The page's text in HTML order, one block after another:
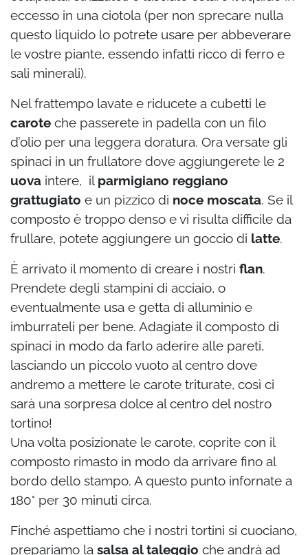
eccesso in una ciotola (per non sprecare nulla
questo liquido lo potrete usare per abbeverare
le vostre piante, essendo infatti ricco di ferro e
sali minerali).
Nel frattempo lavate e riducete a cubetti le
carote che passerete in padella con un filo
d’olio per una leggera doratura. Ora versate gli
spinaci in un frullatore dove aggiungerete le 2
uova intere, il parmigiano reggiano
grattugiato e un pizzico di noce moscata. Se il
composto è troppo denso e vi risulta difficile da
frullare, potete aggiungere un goccio di latte.
È arrivato il momento di creare i nostri flan.
Prendete degli stampini di acciaio, o
eventualmente usa e getta di alluminio e
imburrateli per bene. Adagiate il composto di
spinaci in modo da farlo aderire alle pareti,
lasciando un piccolo vuoto al centro dove
andremo a mettere le carote triturate, così ci
sarà una sorpresa dolce al centro del nostro
tortino!
Una volta posizionate le carote, coprite con il
composto rimasto in modo da arrivare fino al
bordo dello stampo. A questo punto infornate a
180° per 30 minuti circa.
Finché aspettiamo che i nostri tortini si cuociano,
prepariamo la salsa al taleggio che andrà ad